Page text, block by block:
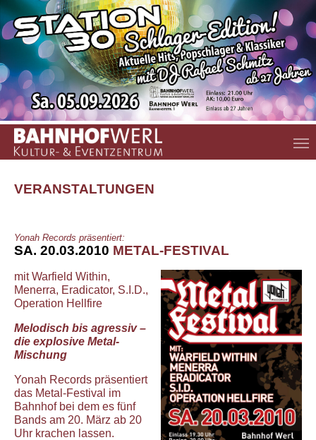
Zum Hauptinhalt springen
VERANSTALTUNGEN
Yonah Records präsentiert:
SA. 20.03.2010 METAL-FESTIVAL
mit Warfield Within,
Menerra, Eradicator, S.I.D.,
Operation Hellfire
Melodisch bis agressiv –
die explosive Metal-
Mischung
Yonah Records präsentiert
das Metal-Festival im
Bahnhof bei dem es fünf
Bands am 20. März ab 20
Uhr krachen lassen.